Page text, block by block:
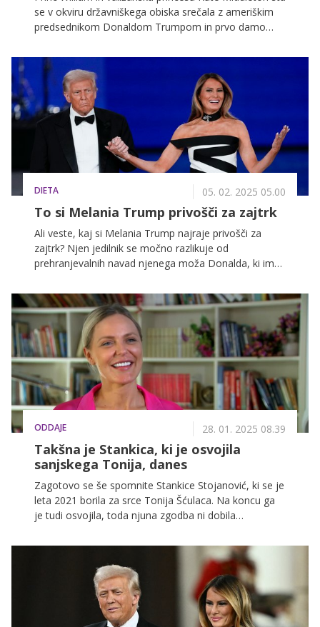
se v okviru državniškega obiska srečala z ameriškim
predsednikom Donaldom Trumpom in prvo damo
DIETA 05. 02. 2025 05.00
To si Melania Trump privošči za zajtrk
Ali veste, kaj si Melania Trump najraje privošči za
zajtrk? Njen jedilnik se močno razlikuje od
prehranjevalnih navad njenega moža Donalda, ki ima
ODDAJE 28. 01. 2025 08.39
Takšna je Stankica, ki je osvojila
sanjskega Tonija, danes
Zagotovo se še spomnite Stankice Stojanović, ki se je
leta 2021 borila za srce Tonija Šćulaca. Na koncu ga
je tudi osvojila, toda njuna zgodba ni dobila